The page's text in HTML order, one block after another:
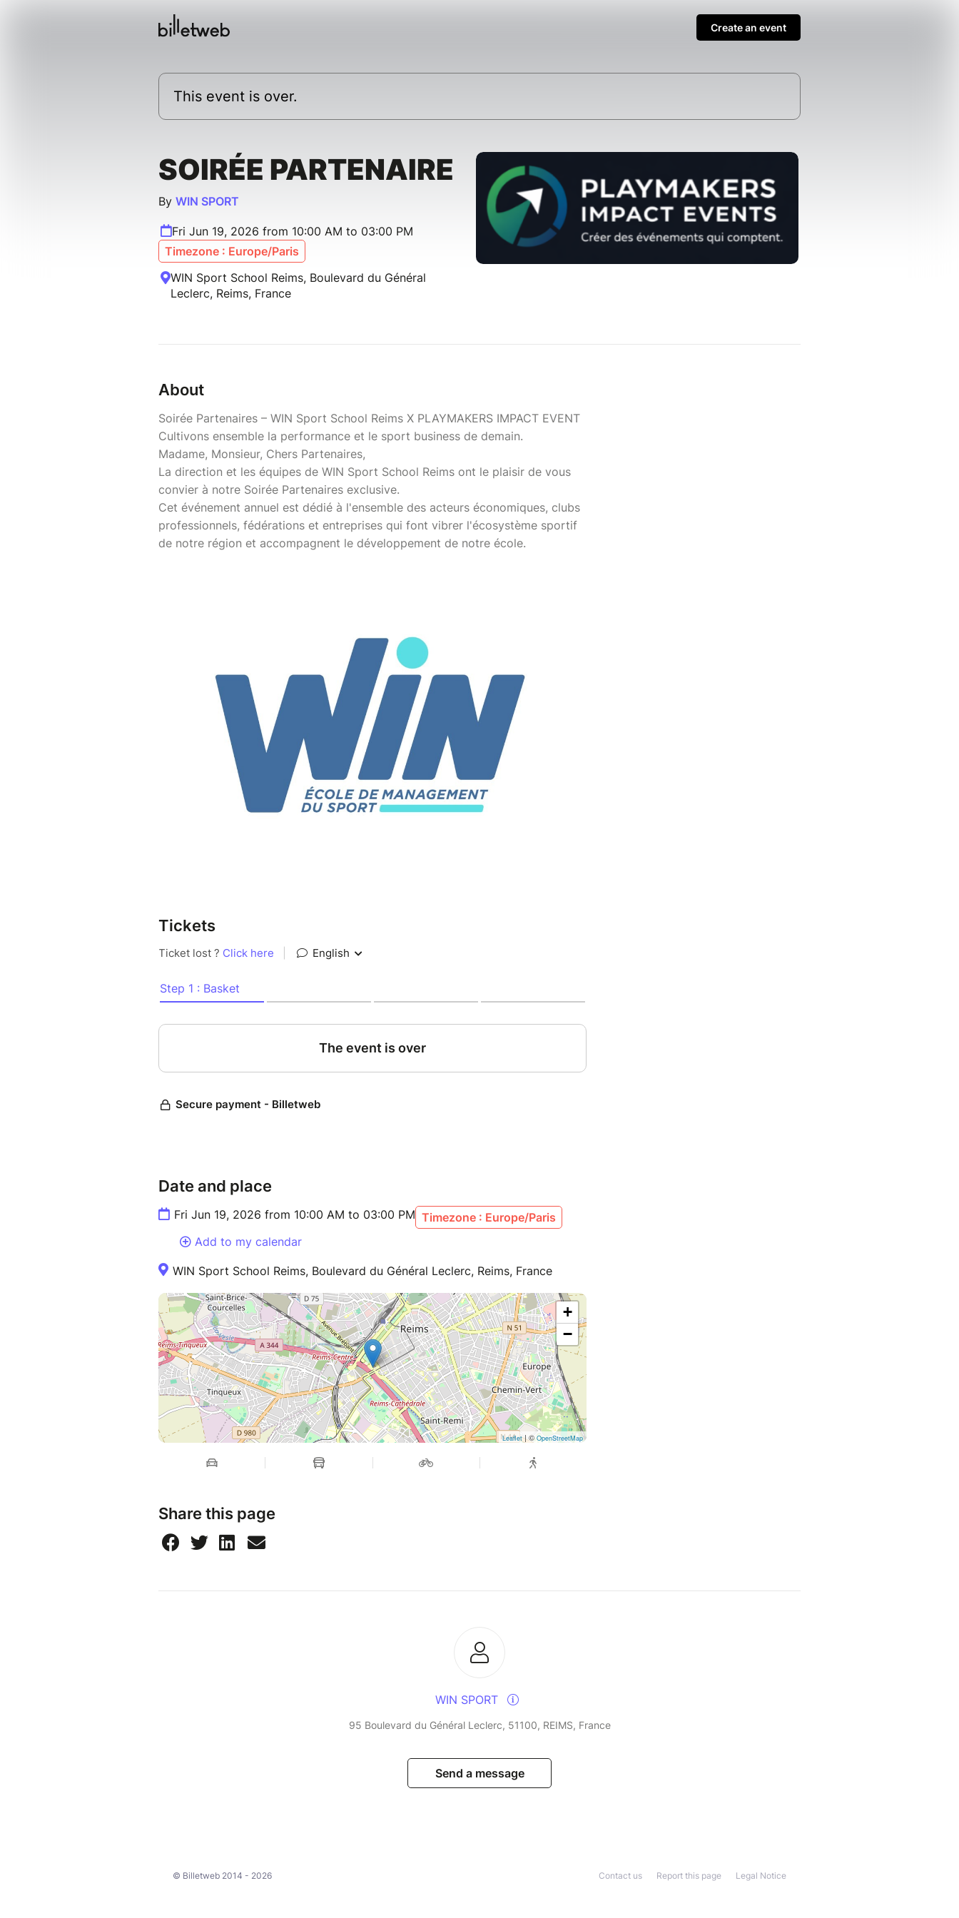
Create an event
This event is over.
SOIRÉE PARTENAIRE
By WIN SPORT
Fri Jun 19, 2026 from 10:00 AM to 03:00 PM
Timezone : Europe/Paris
WIN Sport School Reims, Boulevard du Général
Leclerc, Reims, France
About
Soirée Partenaires – WIN Sport School Reims X PLAYMAKERS IMPACT EVENT
Cultivons ensemble la performance et le sport business de demain.
Madame, Monsieur, Chers Partenaires,
La direction et les équipes de WIN Sport School Reims ont le plaisir de vous
convier à notre Soirée Partenaires exclusive.
Cet événement annuel est dédié à l'ensemble des acteurs économiques, clubs
professionnels, fédérations et entreprises qui font vibrer l'écosystème sportif
de notre région et accompagnent le développement de notre école.
Tickets
Date and place
Fri Jun 19, 2026 from 10:00 AM to 03:00 PM Timezone : Europe/Paris
Add to my calendar
WIN Sport School Reims, Boulevard du Général Leclerc, Reims, France
+
−
Leaflet| © OpenStreetMap
Share this page
WIN SPORT
95 Boulevard du Général Leclerc, 51100, REIMS, France
Send a message
© Billetweb 2014 - 2026 Legal Notice
Report this page
Contact us